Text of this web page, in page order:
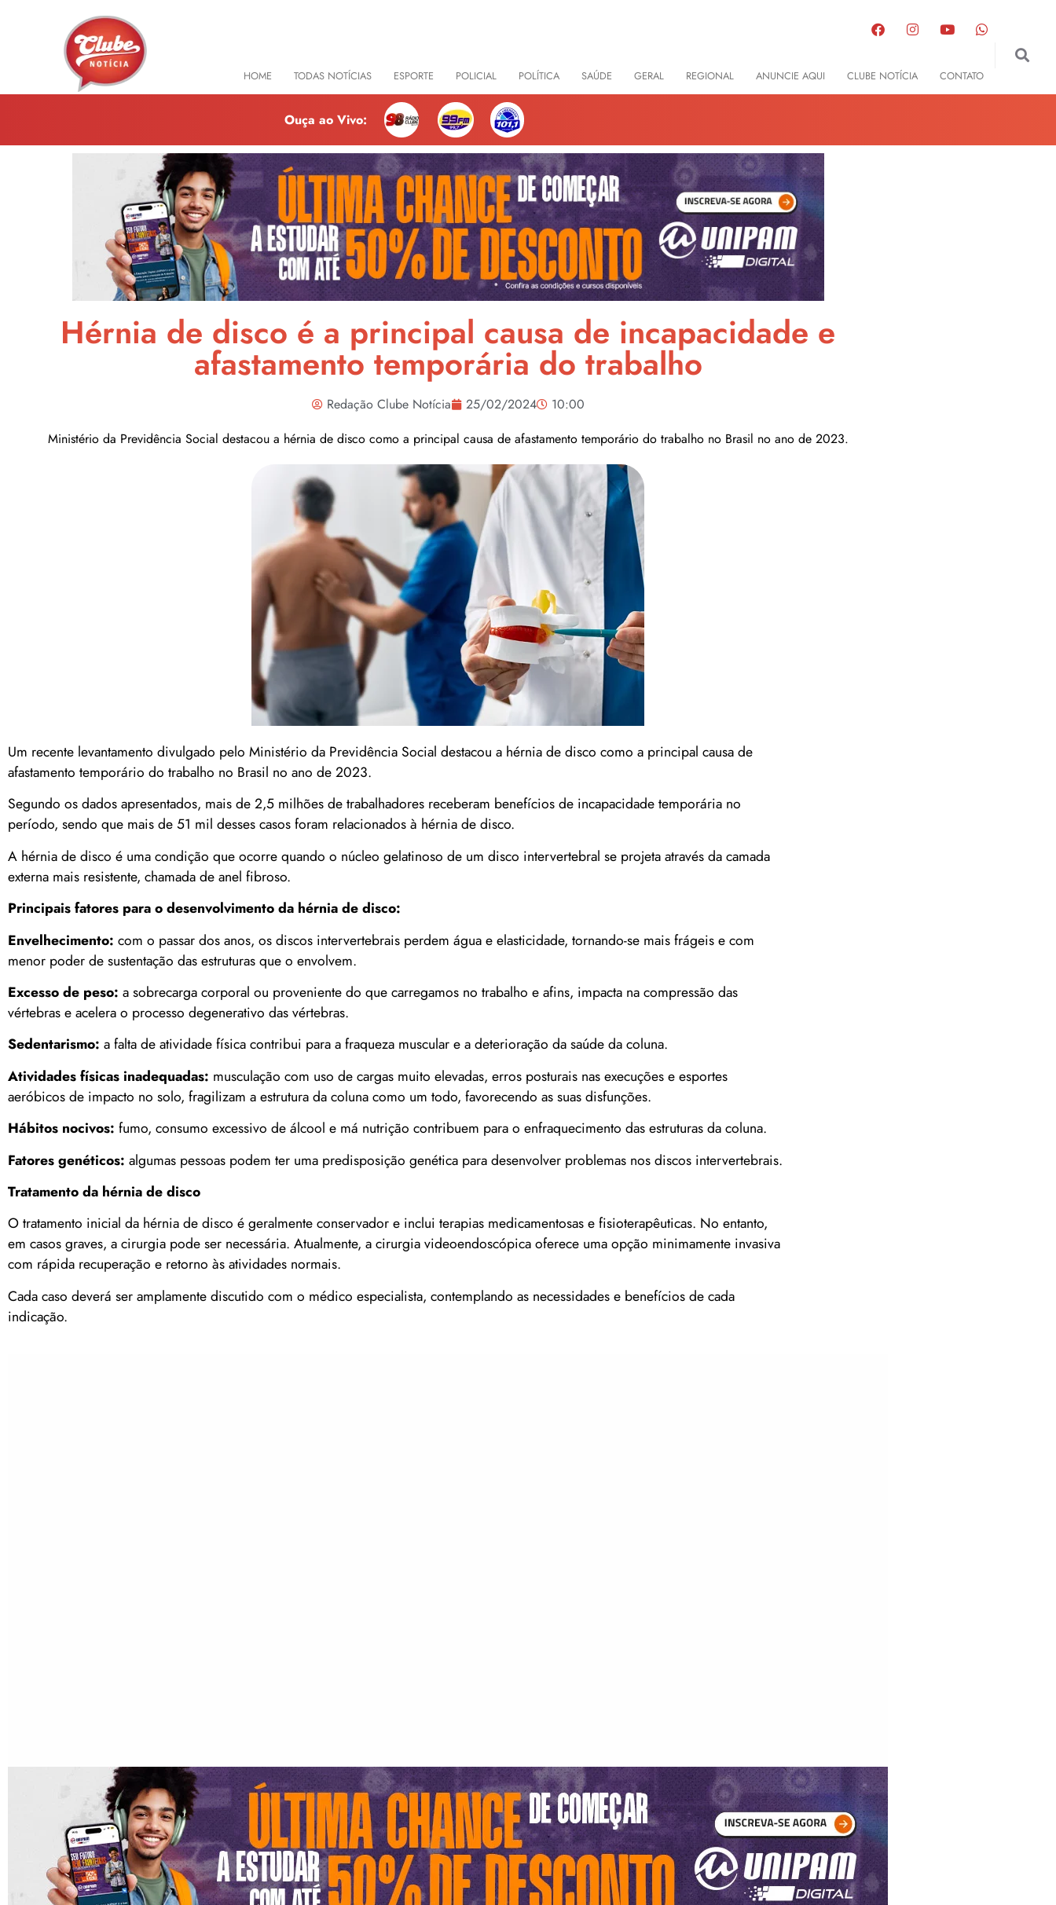
HOME TODAS NOTÍCIAS ESPORTE POLICIAL POLÍTICA SAÚDE GERAL REGIONAL ANUNCIE AQUI CLUBE NOTÍCIA CONTATO
Ouça ao Vivo:
Hérnia de disco é a principal causa de incapacidade e
afastamento temporária do trabalho
Redação Clube Notícia 25/02/2024
10:00
Ministério da Previdência Social destacou a hérnia de disco como a principal causa de afastamento temporário do trabalho no Brasil no ano de 2023.
Um recente levantamento divulgado pelo Ministério da Previdência Social destacou a hérnia de disco como a principal causa de
afastamento temporário do trabalho no Brasil no ano de 2023.
Segundo os dados apresentados, mais de 2,5 milhões de trabalhadores receberam benefícios de incapacidade temporária no
período, sendo que mais de 51 mil desses casos foram relacionados à hérnia de disco.
A hérnia de disco é uma condição que ocorre quando o núcleo gelatinoso de um disco intervertebral se projeta através da camada
externa mais resistente, chamada de anel fibroso.
Principais fatores para o desenvolvimento da hérnia de disco:
Envelhecimento: com o passar dos anos, os discos intervertebrais perdem água e elasticidade, tornando-se mais frágeis e com
menor poder de sustentação das estruturas que o envolvem.
Excesso de peso: a sobrecarga corporal ou proveniente do que carregamos no trabalho e afins, impacta na compressão das
vértebras e acelera o processo degenerativo das vértebras.
Sedentarismo: a falta de atividade física contribui para a fraqueza muscular e a deterioração da saúde da coluna.
Atividades físicas inadequadas: musculação com uso de cargas muito elevadas, erros posturais nas execuções e esportes
aeróbicos de impacto no solo, fragilizam a estrutura da coluna como um todo, favorecendo as suas disfunções.
Hábitos nocivos: fumo, consumo excessivo de álcool e má nutrição contribuem para o enfraquecimento das estruturas da coluna.
Fatores genéticos: algumas pessoas podem ter uma predisposição genética para desenvolver problemas nos discos intervertebrais.
Tratamento da hérnia de disco
O tratamento inicial da hérnia de disco é geralmente conservador e inclui terapias medicamentosas e fisioterapêuticas. No entanto,
em casos graves, a cirurgia pode ser necessária. Atualmente, a cirurgia videoendoscópica oferece uma opção minimamente invasiva
com rápida recuperação e retorno às atividades normais.
Cada caso deverá ser amplamente discutido com o médico especialista, contemplando as necessidades e benefícios de cada
indicação.